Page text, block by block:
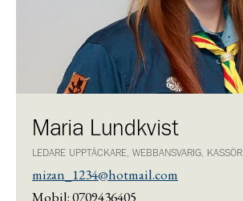
Maria Lundkvist
LEDARE UPPTÄCKARE, WEBBANSVARIG, KASSÖR
mizan_1234@hotmail.com
Mobil: 0709436405